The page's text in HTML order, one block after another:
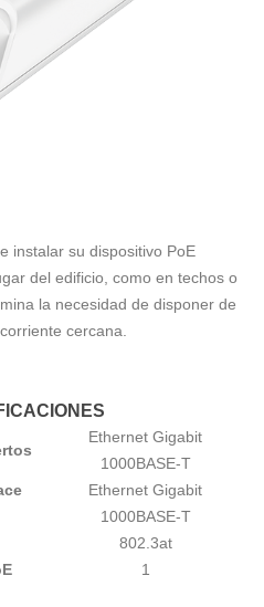
instalar su dispositivo PoE
del edificio, como en techos o
la necesidad de disponer de
cercana.
Ethernet Gigabit
1000BASE-T
Ethernet Gigabit
1000BASE-T
802.3at
1